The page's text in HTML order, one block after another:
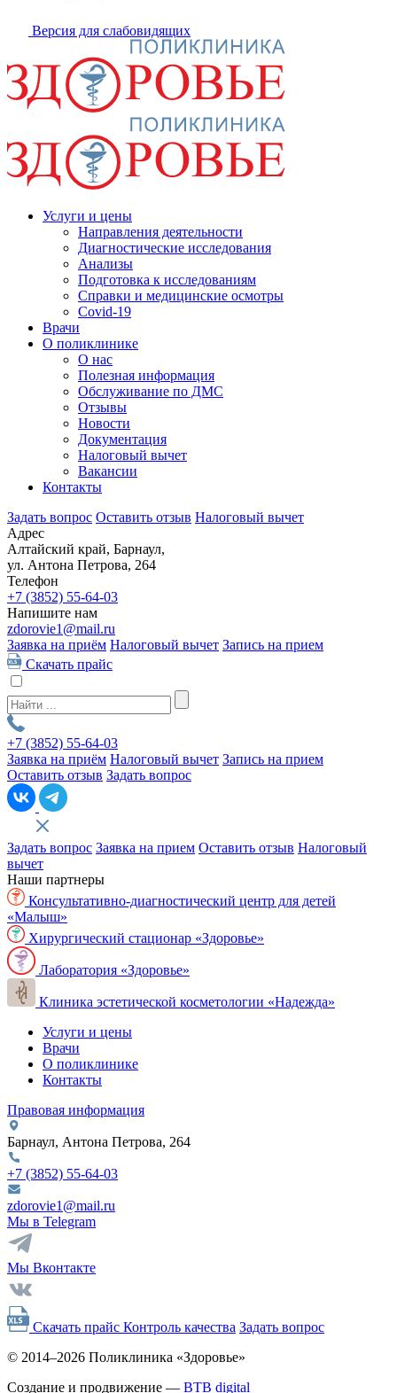
Версия для слабовидящих
Услуги и цены
Направления деятельности
Диагностические исследования
Анализы
Подготовка к исследованиям
Справки и медицинские осмотры
Covid-19
Врачи
О поликлинике
О нас
Полезная информация
Обслуживание по ДМС
Отзывы
Новости
Документация
Налоговый вычет
Вакансии
Контакты
Задать вопрос Оставить отзыв Налоговый вычет
Адрес
Алтайский край, Барнаул,
ул. Антона Петрова, 264
Телефон
+7 (3852) 55-64-03
Напишите нам
zdorovie1@mail.ru
Заявка на приём Налоговый вычет Запись на прием
Скачать прайс
+7 (3852) 55-64-03
Заявка на приём Налоговый вычет Запись на прием
Оставить отзыв Задать вопрос
Задать вопрос Заявка на прием Оставить отзыв Налоговый
вычет
Наши партнеры
Консультативно-диагностический центр для детей
«Малыш»
Хирургический стационар «Здоровье»
Лаборатория «Здоровье»
Клиника эстетической косметологии «Надежда»
Услуги и цены
Врачи
О поликлинике
Контакты
Правовая информация
Барнаул, Антона Петрова, 264
+7 (3852) 55-64-03
zdorovie1@mail.ru
Мы в Telegram
Мы Вконтакте
Скачать прайс Контроль качества Задать вопрос
© 2014–2026 Поликлиника «Здоровье»
Создание и продвижение — BTB digital